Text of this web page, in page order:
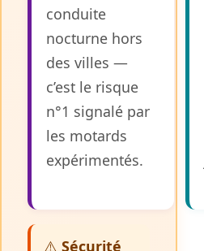
conduite
nocturne hors
des villes —
c’est le risque
n°1 signalé par
les motards
expérimentés.
⚠️ Sécurité